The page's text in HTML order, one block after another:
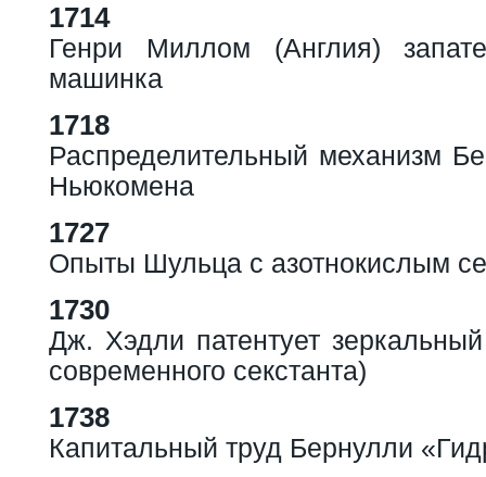
1714
Генри Миллом (Англия)
машинка
1718
Распределительный механизм
Ньюкомена
1727
Опыты Шульца с азотнокислым
1730
Дж. Хэдли патентует
современного секстанта)
1738
Капитальный труд Бернулли